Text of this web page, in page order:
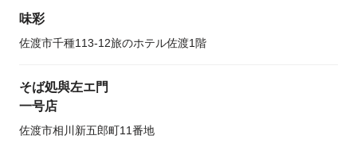
味彩
佐渡市千種113-12旅のホテル佐渡1階
そば処與左エ門
一号店
佐渡市相川新五郎町11番地